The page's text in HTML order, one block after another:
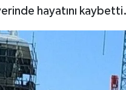
hayatını